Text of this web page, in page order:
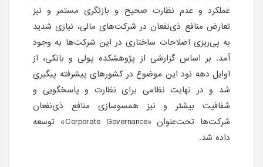
عملکرد و عدم نظارت صحیح و بازنگری مستمر و نیز
تعارض منافع ذی‌نفعان در شرکت‌های مالی، نیازی شدید
به پی‌ریزی اصلاحات ساختاری در این شرکت‌ها به وجود
آمد. بر اساس گزارشی از پژوهشکده پولی و بانکی، از
اوایل دهه نود این موضوع در کشورهای پیشرفته پیگیری
شد و در نهایت نظامی برای نظارت و پاسخگویی و
شفافیت بیشتر و نیز همسوسازی منافع ذی‌نفعان
شرکت‌ها تحت‌عنوان «Corporate Governance» توسعه
داده شد.